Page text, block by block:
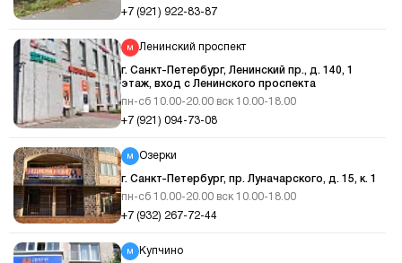
+7 (921) 922-83-87
Ленинский проспект
г. Санкт-Петербург, Ленинский пр., д. 140, 1
этаж, вход с Ленинского проспекта
пн-сб 10.00-20.00 вск 10.00-18.00
+7 (921) 094-73-08
Озерки
г. Санкт-Петербург, пр. Луначарского, д. 15, к. 1
пн-сб 10.00-20.00 вск 10.00-18.00
+7 (932) 267-72-44
Купчино